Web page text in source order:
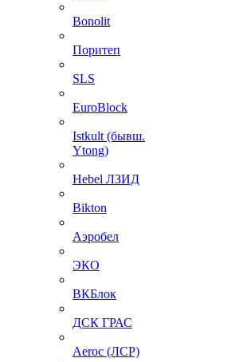
Bonolit
Поритеп
SLS
EuroBlock
Istkult (бывш.
Ytong)
Hebel ЛЗИД
Bikton
Аэробел
ЭКО
ВКБлок
ДСК ГРАС
Aeroc (ЛСР)